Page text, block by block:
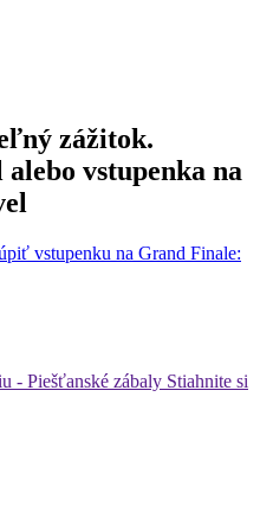
zážitok.
vstupenka na
vstupenku na Grand Finale:
Stiahnite si